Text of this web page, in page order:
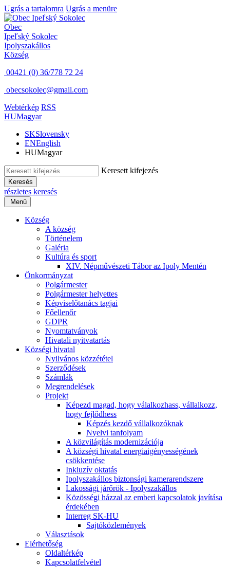
Ugrás a tartalomra Ugrás a menüre
Obec
Ipeľský Sokolec
Ipolyszakállos
Község
00421 (0) 36/778 72 24
obecsokolec@gmail.com
Webtérkép RSS
HUMagyar
SKSlovensky
ENEnglish
HUMagyar
Keresett kifejezés
Keresés
részletes keresés
Menü
Község
A község
Történelem
Galéria
Kultúra és sport
XIV. Népművészeti Tábor az Ipoly Mentén
Önkormányzat
Polgármester
Polgármester helyettes
Képviselőtanács tagjai
Főellenőr
GDPR
Nyomtatványok
Hivatali nyitvatartás
Községi hivatal
Nyilvános közzététel
Szerződések
Számlák
Megrendelések
Projekt
Képezd magad, hogy válalkozhass, vállalkozz,
hogy fejlődhess
Képzés kezdő vállalkozóknak
Nyelvi tanfolyam
A közvilágítás modernizációja
A községi hivatal energiaigényességének
csökkentése
Inkluzív oktatás
Ipolyszakállos biztonsági kamerarendszere
Lakossági járőrök - Ipolyszakállos
Közösségi házzal az emberi kapcsolatok javítása
érdekében
Interreg SK-HU
Sajtóközlemények
Választások
Elérhetőség
Oldaltérkép
Kapcsolatfelvétel